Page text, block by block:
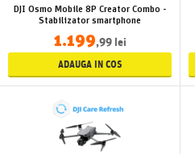
DJI Osmo Mobile 8P Creator Combo -
Stabilizator smartphone
1.199,99 lei
ADAUGA IN COS